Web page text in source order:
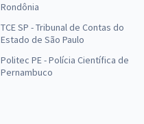
Rondônia
TCE SP - Tribunal de Contas do
Estado de São Paulo
Politec PE - Polícia Científica de
Pernambuco